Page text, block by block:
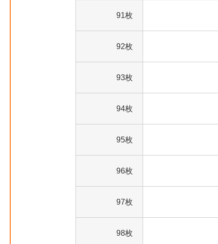
91枚
92枚
93枚
94枚
95枚
96枚
97枚
98枚